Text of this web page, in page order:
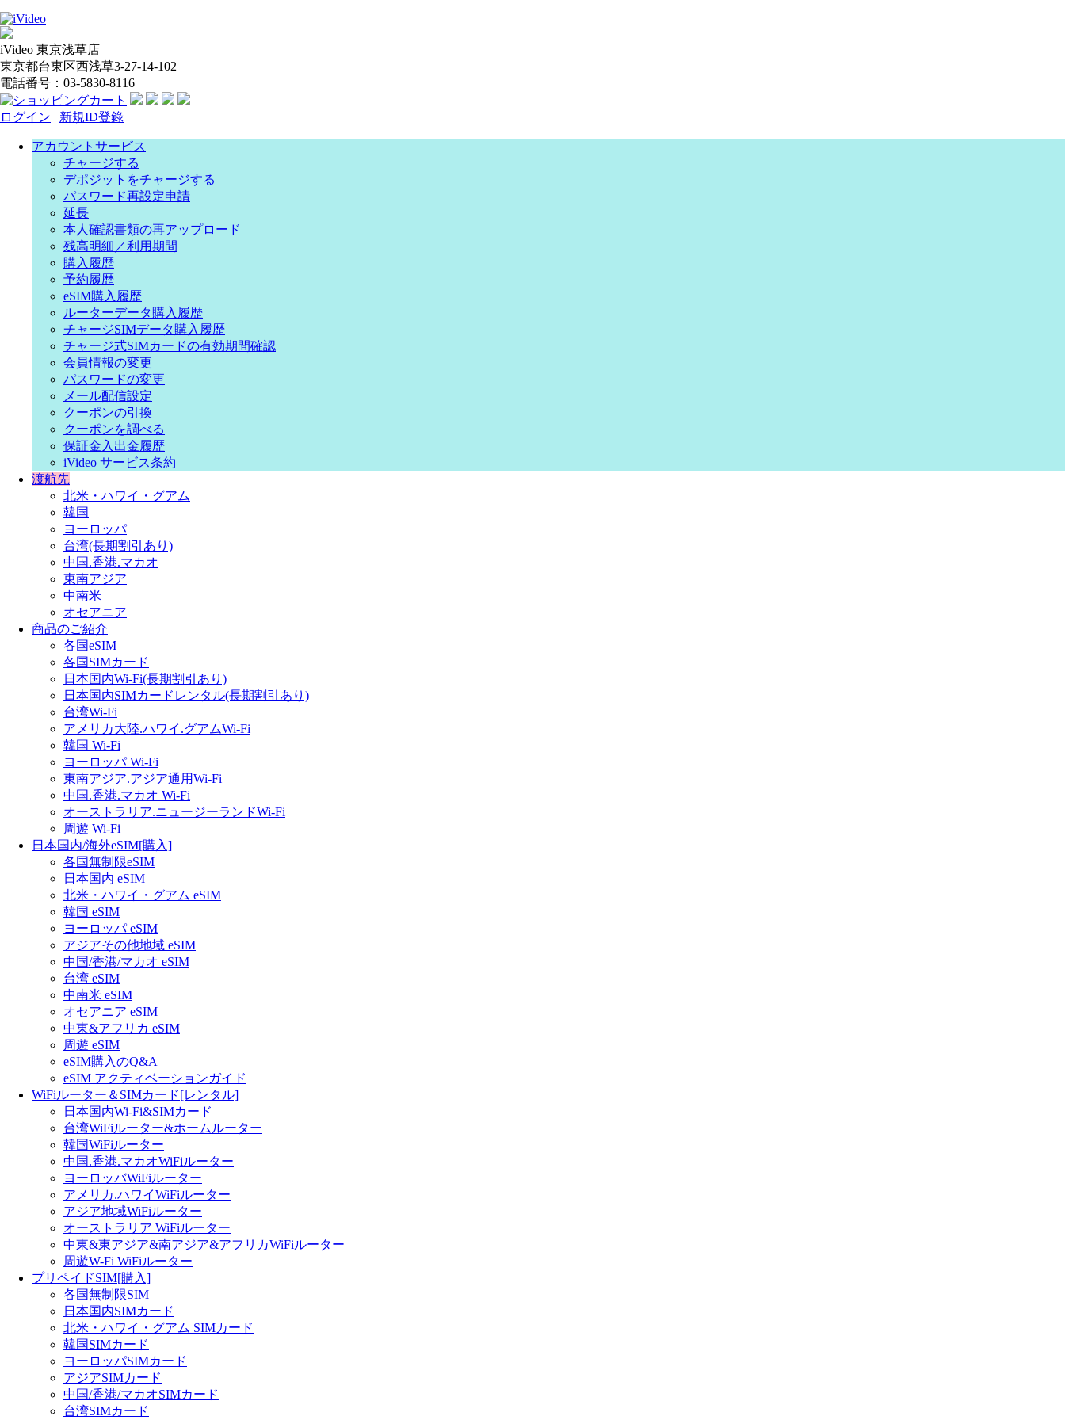
iVideo 東京浅草店
東京都台東区西浅草3-27-14-102
電話番号：03-5830-8116
ログイン | 新規ID登錄
アカウントサービス
チャージする
デポジットをチャージする
パスワード再設定申請
延長
本人確認書類の再アップロード
残高明細／利用期間
購入履歴
予約履歴
eSIM購入履歴
ルーターデータ購入履歴
チャージSIMデータ購入履歴
チャージ式SIMカードの有効期間確認
会員情報の変更
パスワードの変更
メール配信設定
クーポンの引換
クーポンを調べる
保証金入出金履歴
iVideo サービス条約
渡航先
北米・ハワイ・グアム
韓国
ヨーロッパ
台湾(長期割引あり)
中国.香港.マカオ
東南アジア
中南米
オセアニア
商品のご紹介
各国eSIM
各国SIMカード
日本国内Wi-Fi(長期割引あり)
日本国内SIMカードレンタル(長期割引あり)
台湾Wi-Fi
アメリカ大陸.ハワイ.グアムWi-Fi
韓国 Wi-Fi
ヨーロッパ Wi-Fi
東南アジア.アジア通用Wi-Fi
中国.香港.マカオ Wi-Fi
オーストラリア.ニュージーランドWi-Fi
周遊 Wi-Fi
日本国内/海外eSIM[購入]
各国無制限eSIM
日本国内 eSIM
北米・ハワイ・グアム eSIM
韓国 eSIM
ヨーロッパ eSIM
アジアその他地域 eSIM
中国/香港/マカオ eSIM
台湾 eSIM
中南米 eSIM
オセアニア eSIM
中東&アフリカ eSIM
周遊 eSIM
eSIM購入のQ&A
eSIM アクティベーションガイド
WiFiルーター＆SIMカード[レンタル]
日本国内Wi-Fi&SIMカード
台湾WiFiルーター&ホームルーター
韓国WiFiルーター
中国.香港.マカオWiFiルーター
ヨーロッバWiFiルーター
アメリカ.ハワイWiFiルーター
アジア地域WiFiルーター
オーストラリア WiFiルーター
中東&東アジア&南アジア&アフリカWiFiルーター
周遊W-Fi WiFiルーター
プリペイドSIM[購入]
各国無制限SIM
日本国内SIMカード
北米・ハワイ・グアム SIMカード
韓国SIMカード
ヨーロッパSIMカード
アジアSIMカード
中国/香港/マカオSIMカード
台湾SIMカード